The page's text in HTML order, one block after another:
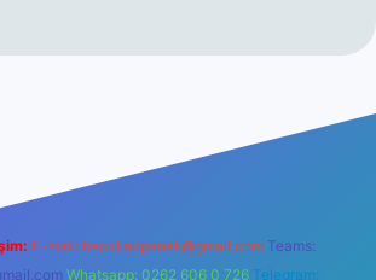
E-mail: backlinkpaneli@gmail.com Teams:
Whatsapp: 0262 606 0 726 Telegram: